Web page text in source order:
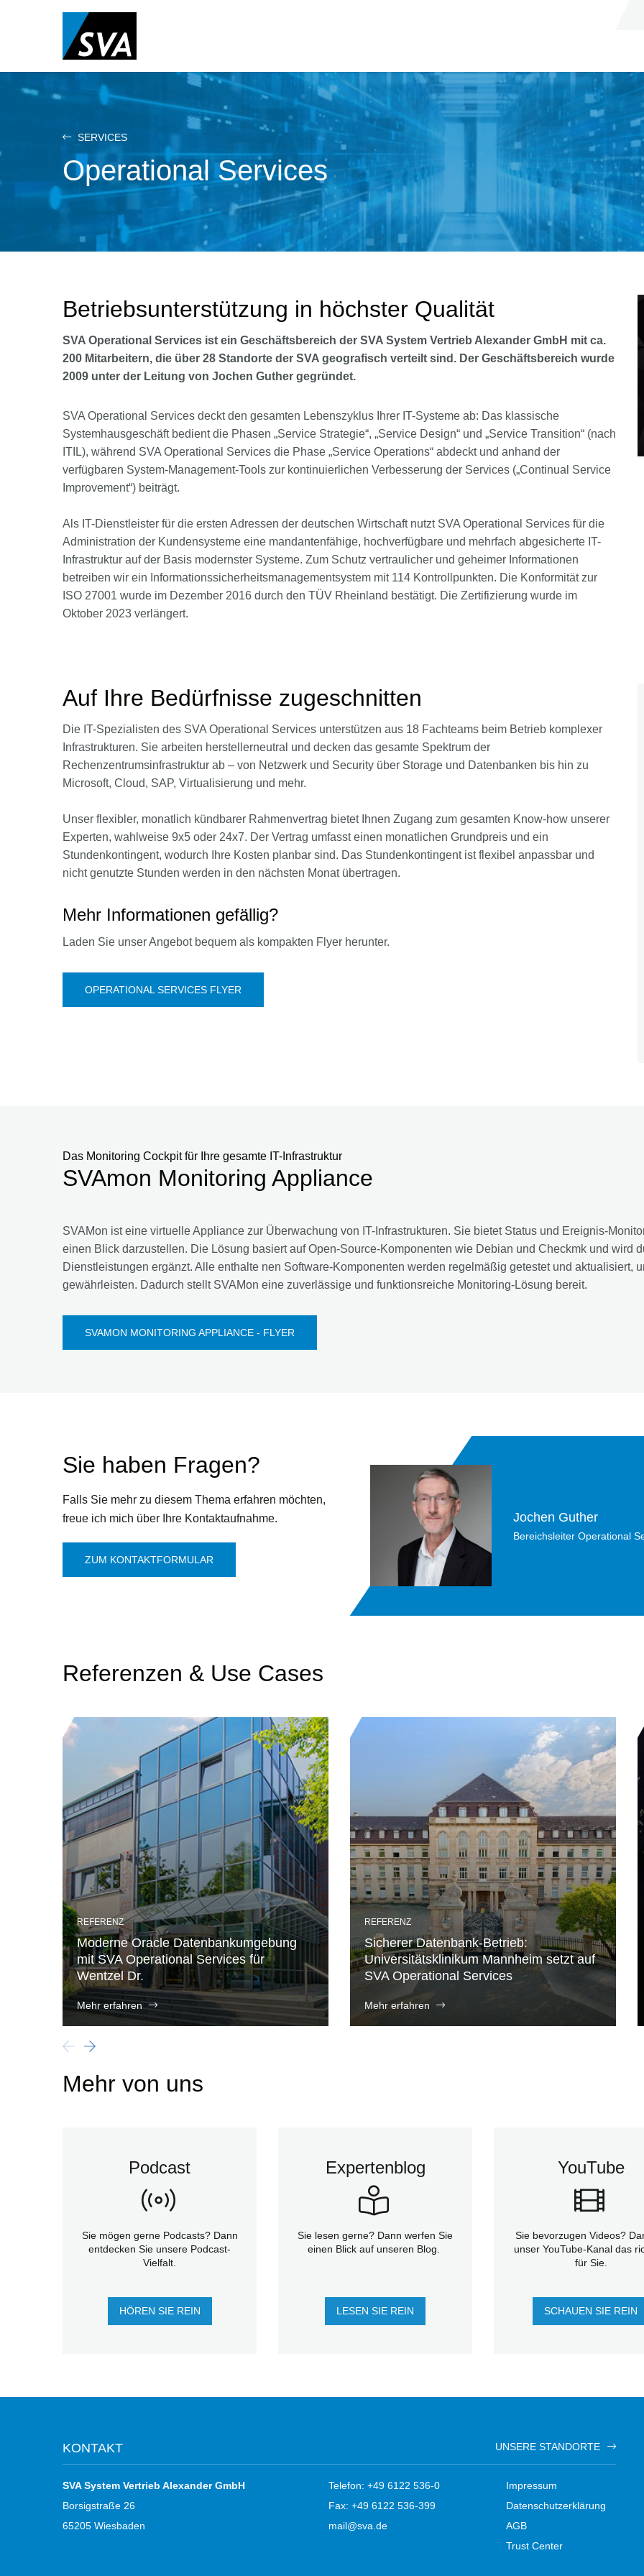
SERVICES
Operational Services
Betriebsunterstützung in höchster Qualität
SVA Operational Services ist ein Geschäftsbereich der SVA System Vertrieb Alexander GmbH mit ca.
200 Mitarbeitern, die über 28 Standorte der SVA geografisch verteilt sind. Der Geschäftsbereich wurde
2009 unter der Leitung von Jochen Guther gegründet.
SVA Operational Services deckt den gesamten Lebenszyklus Ihrer IT-Systeme ab: Das klassische
Systemhausgeschäft bedient die Phasen „Service Strategie“, „Service Design“ und „Service Transition“ (nach
ITIL), während SVA Operational Services die Phase „Service Operations“ abdeckt und anhand der
verfügbaren System-Management-Tools zur kontinuierlichen Verbesserung der Services („Continual Service
Improvement“) beiträgt.
Als IT-Dienstleister für die ersten Adressen der deutschen Wirtschaft nutzt SVA Operational Services für die
Administration der Kundensysteme eine mandantenfähige, hochverfügbare und mehrfach abgesicherte IT-
Infrastruktur auf der Basis modernster Systeme. Zum Schutz vertraulicher und geheimer Informationen
betreiben wir ein Informationssicherheitsmanagementsystem mit 114 Kontrollpunkten. Die Konformität zur
ISO 27001 wurde im Dezember 2016 durch den TÜV Rheinland bestätigt. Die Zertifizierung wurde im
Oktober 2023 verlängert.
Auf Ihre Bedürfnisse zugeschnitten
Die IT-Spezialisten des SVA Operational Services unterstützen aus 18 Fachteams beim Betrieb komplexer
Infrastrukturen. Sie arbeiten herstellerneutral und decken das gesamte Spektrum der
Rechenzentrumsinfrastruktur ab – von Netzwerk und Security über Storage und Datenbanken bis hin zu
Microsoft, Cloud, SAP, Virtualisierung und mehr.
Unser flexibler, monatlich kündbarer Rahmenvertrag bietet Ihnen Zugang zum gesamten Know-how unserer
Experten, wahlweise 9x5 oder 24x7. Der Vertrag umfasst einen monatlichen Grundpreis und ein
Stundenkontingent, wodurch Ihre Kosten planbar sind. Das Stundenkontingent ist flexibel anpassbar und
nicht genutzte Stunden werden in den nächsten Monat übertragen.
Mehr Informationen gefällig?
Laden Sie unser Angebot bequem als kompakten Flyer herunter.
OPERATIONAL SERVICES FLYER
Das Monitoring Cockpit für Ihre gesamte IT-Infrastruktur
SVAmon Monitoring Appliance
SVAMon ist eine virtuelle Appliance zur Überwachung von IT-Infrastrukturen. Sie bietet Status und Ereignis-
einen Blick darzustellen. Die Lösung basiert auf Open-Source-Komponenten wie Debian und Checkmk und wird
Dienstleistungen ergänzt. Alle enthalte nen Software-Komponenten werden regelmäßig getestet und aktualisiert,
gewährleisten. Dadurch stellt SVAMon eine zuverlässige und funktionsreiche Monitoring-Lösung bereit.
SVAMON MONITORING APPLIANCE - FLYER
Sie haben Fragen?
Falls Sie mehr zu diesem Thema erfahren möchten,
freue ich mich über Ihre Kontaktaufnahme.
ZUM KONTAKTFORMULAR
Jochen Guther
Bereichsleiter Operational
Referenzen & Use Cases
REFERENZ
Moderne Oracle Datenbankumgebung
mit SVA Operational Services für
Wentzel Dr.
Mehr erfahren
REFERENZ
Sicherer Datenbank-Betrieb:
Universitätsklinikum Mannheim setzt auf
SVA Operational Services
Mehr erfahren
Mehr von uns
Podcast
Sie mögen gerne Podcasts? Dann
entdecken Sie unsere Podcast-
Vielfalt.
HÖREN SIE REIN
Expertenblog
Sie lesen gerne? Dann werfen Sie
einen Blick auf unseren Blog.
LESEN SIE REIN
YouTube
Sie bevorzugen Videos?
unser YouTube-Kanal das
für Sie.
SCHAUEN SIE REIN
KONTAKT UNSERE STANDORTE
SVA System Vertrieb Alexander GmbH
Borsigstraße 26
65205 Wiesbaden
Telefon: +49 6122 536-0
Fax: +49 6122 536-399
mail@sva.de
Impressum
Datenschutzerklärung
AGB
Trust Center